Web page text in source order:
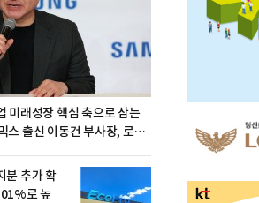
미래성장 핵심 축으로 삼는
스 출신 이동건 부사장, 로보
분 추가 확
로 높